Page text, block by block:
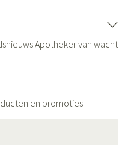
Apotheker van wacht
en promoties